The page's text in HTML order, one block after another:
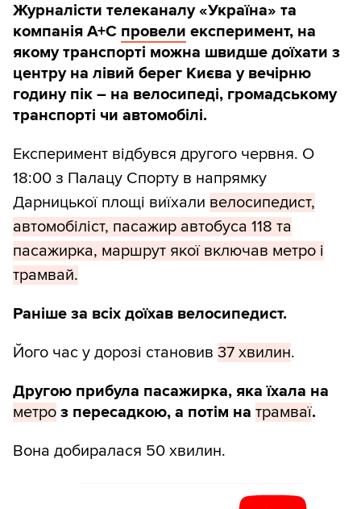
Журналісти телеканалу «Україна» та
компанія А+С провели експеримент, на
якому транспорті можна швидше доїхати з
центру на лівий берег Києва у вечірню
годину пік – на велосипеді, громадському
транспорті чи автомобілі.
Експеримент відбувся другого червня. О
18:00 з Палацу Спорту в напрямку
Дарницької площі виїхали велосипедист,
автомобіліст, пасажир автобуса 118 та
пасажирка, маршрут якої включав метро і
трамвай.
Раніше за всіх доїхав велосипедист.
Його час у дорозі становив 37 хвилин.
Другою прибула пасажирка, яка їхала на
метро з пересадкою, а потім на трамваї.
Вона добиралася 50 хвилин.